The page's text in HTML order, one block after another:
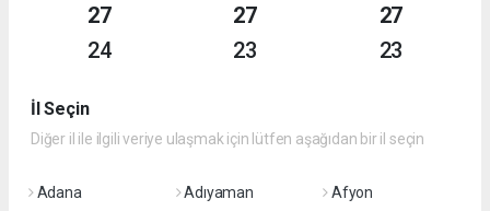
27
24
27
23
27
23
İl Seçin
Diğer il ile ilgili veriye ulaşmak için lütfen aşağıdan bir il seçin
Adana Adıyaman
Afyon